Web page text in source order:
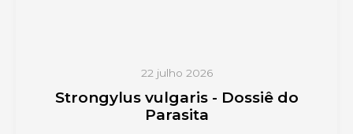
22 julho 2026
Strongylus vulgaris - Dossiê do
Parasita